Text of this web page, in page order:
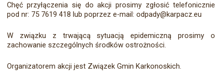
Chęć przyłączenia się do akcji prosimy zgłosić telefonicznie
pod nr: 75 7619 418 lub poprzez e-mail: odpady@karpacz.eu
W związku z trwającą sytuacją epidemiczną prosimy o
zachowanie szczególnych środków ostrożności.
Organizatorem akcji jest Związek Gmin Karkonoskich.